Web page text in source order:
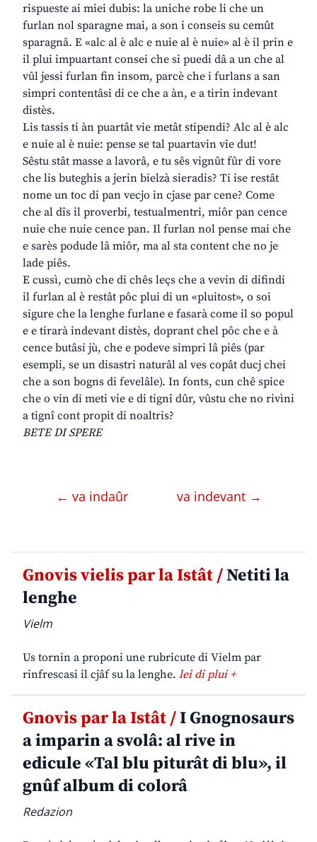
rispueste ai miei dubis: la uniche robe li che un
furlan nol sparagne mai, a son i conseis su cemût
sparagnâ. E «alc al è alc e nuie al è nuie» al è il prin e
il plui impuartant consei che si puedi dâ a un che al
vûl jessi furlan fin insom, parcè che i furlans a san
simpri contentâsi di ce che a àn, e a tirin indevant
distès.
Lis tassis ti àn puartât vie metât stipendi? Alc al è alc
e nuie al è nuie: pense se tal puartavin vie dut!
Sêstu stât masse a lavorâ, e tu sês vignût fûr di vore
che lis buteghis a jerin bielzà sieradis? Ti ise restât
nome un toc di pan vecjo in cjase par cene? Come
che al dîs il proverbi, testualmentri, miôr pan cence
nuie che nuie cence pan. Il furlan nol pense mai che
e sarès podude lâ miôr, ma al sta content che no je
lade piês.
E cussì, cumò che di chês leçs che a vevin di difindi
il furlan al è restât pôc plui di un «pluitost», o soi
sigure che la lenghe furlane e fasarà come il so popul
e e tirarà indevant distès, doprant chel pôc che e à
cence butâsi jù, che e podeve simpri lâ piês (par
esempli, se un disastri naturâl al ves copât ducj chei
che a son bogns di fevelâle). In fonts, cun chê spice
che o vin di meti vie e di tignî dûr, vûstu che no rivìni
a tignî cont propit di noaltris?
BETE DI SPERE
← va indaûr va indevant →
Gnovis vielis par la Istât /Netiti la
lenghe
Vielm
Us tornin a proponi une rubricute di Vielm par
rinfrescasi il cjâf su la lenghe. lei di plui +
Gnovis par la Istât /I Gnognosaurs
a imparin a svolâ: al rive in
edicule «Tal blu piturât di blu», il
gnûf album di colorâ
Redazion